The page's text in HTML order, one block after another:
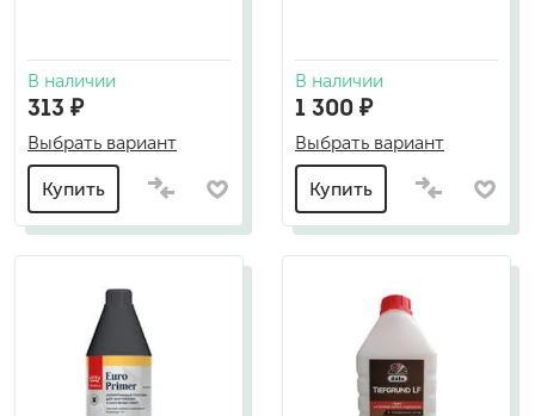
В наличии
313 ₽
Выбрать вариант
Купить
В наличии
1 300 ₽
Выбрать вариант
Купить